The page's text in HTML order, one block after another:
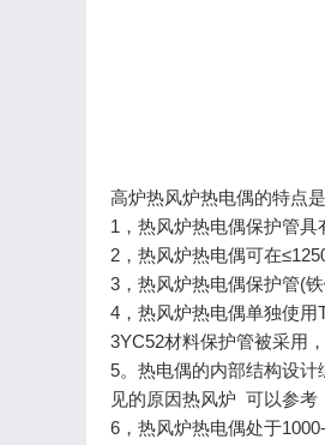
高炉热风炉热电偶的特点是
1，热风炉热电偶保护管
2，热风炉热电偶可在
3，热风炉热电偶保护管(
4，热风炉热电偶单独使
3YC52材料保护管被采用
5。热电偶的内部结构设
见的原因热风炉 可以参考
6，热风炉热电偶处于